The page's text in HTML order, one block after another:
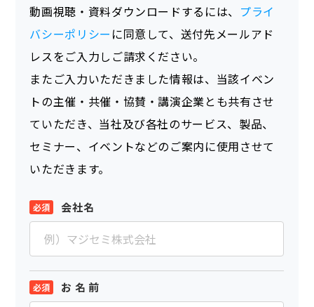
動画視聴・資料ダウンロードするには、 プライ
バシーポリシー に同意して、送付先メールアド
レスをご入力しご請求ください。
またご入力いただきました情報は、当該イベン
トの主催・共催・協賛・講演企業とも共有させ
ていただき、当社及び各社のサービス、製品、
セミナー、イベントなどのご案内に使用させて
いただきます。
会社名
お 名 前